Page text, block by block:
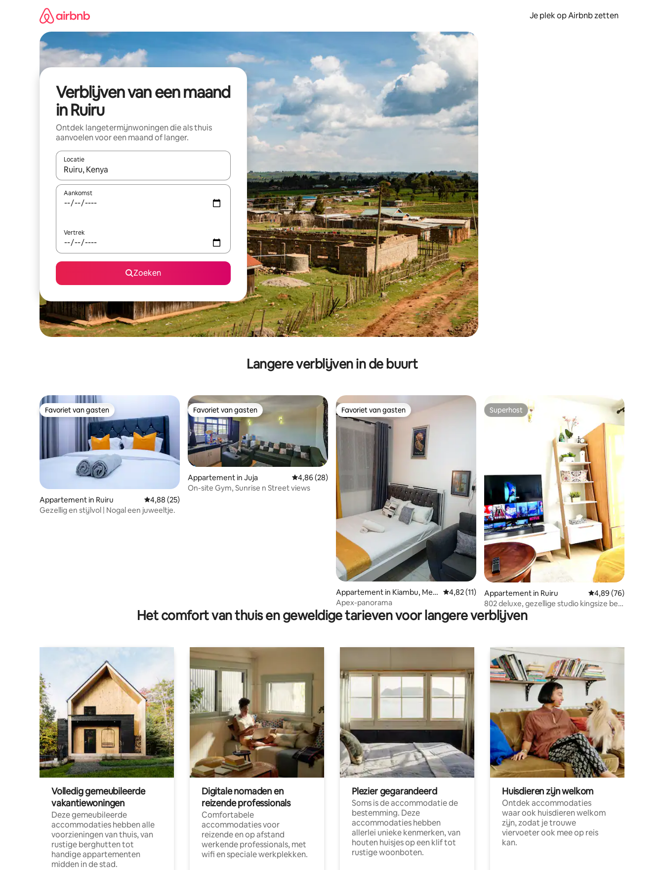
Je plek op Airbnb zetten
Verblijven van een maand
in Ruiru
Ontdek langetermijnwoningen die als thuis
aanvoelen voor een maand of langer.
Locatie
Wanneer er resultaten beschikbaar zijn, maak je een keuze met je de pijltjestoetsen omhoog en omlaag, óf door te tikken of swipen.
Aankomst
Vertrek
Zoeken
Langere verblijven in de buurt
Favoriet van gasten
Favoriet van gasten
Appartement in Ruiru Gemiddelde beoordeling van 4,88 op 5, 25 recensies
4,88 (25)
Gezellig en stijlvol | Nogal een juweeltje.
Favoriet van gasten
Favoriet van gasten
Appartement in Juja Gemiddelde beoordeling van 4,86 op 5, 28 recensies
4,86 (28)
On-site Gym, Sunrise n Street views
Favoriet van gasten
Favoriet van gasten
Appartement in Kiambu, Me
mbly
Gemiddelde beoordeling van 4,82 op 5, 11 recensies
4,82 (11)
Apex-panorama
Superhost
Superhost
Appartement in Ruiru Gemiddelde
4,89 (76)
802 deluxe, gezellige studio kingsize bed
Ruiru
Het comfort van thuis en geweldige tarieven voor langere verblijven
Volledig gemeubileerde
vakantiewoningen
Deze gemeubileerde
accommodaties hebben alle
voorzieningen van thuis, van
rustige berghutten tot
handige appartementen
midden in de stad.
Digitale nomaden en
reizende professionals
Comfortabele
accommodaties voor
reizende en op afstand
werkende professionals, met
wifi en speciale werkplekken.
Plezier gegarandeerd
Soms is de accommodatie de
bestemming. Deze
accommodaties hebben
allerlei unieke kenmerken, van
houten huisjes op een klif tot
rustige woonboten.
Huisdieren zijn welkom
Ontdek accommodaties
waar ook huisdieren welkom
zijn, zodat je trouwe
viervoeter ook mee op reis
kan.